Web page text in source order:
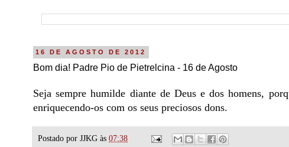
16 DE AGOSTO DE 2012
Bom dia! Padre Pio de Pietrelcina - 16 de Agosto
Seja sempre humilde diante de Deus e dos homens,
enriquecendo-os com os seus preciosos dons.
Postado por JJKG às 07:38